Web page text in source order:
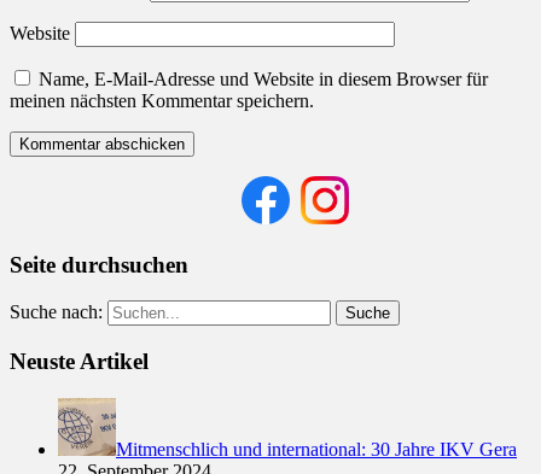
Website
Name, E-Mail-Adresse und Website in diesem Browser für
meinen nächsten Kommentar speichern.
Seite durchsuchen
Suche nach:
Neuste Artikel
Mitmenschlich und international: 30 Jahre IKV Gera